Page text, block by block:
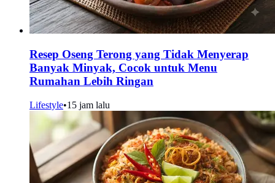
Resep Oseng Terong yang Tidak Menyerap
Banyak Minyak, Cocok untuk Menu
Rumahan Lebih Ringan
Lifestyle•15 jam lalu